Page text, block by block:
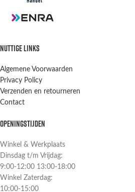
NUTTIGE LINKS
Algemene Voorwaarden
Privacy Policy
Verzenden en retourneren
Contact
OPENINGSTIJDEN
Winkel & Werkplaats
Dinsdag t/m Vrijdag:
9:00-12:00 13:00-18:00
Winkel Zaterdag:
10:00-15:00